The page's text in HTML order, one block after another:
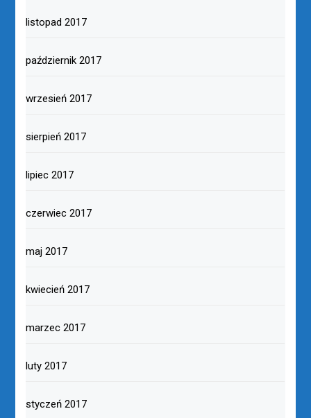
listopad 2017
październik 2017
wrzesień 2017
sierpień 2017
lipiec 2017
czerwiec 2017
maj 2017
kwiecień 2017
marzec 2017
luty 2017
styczeń 2017